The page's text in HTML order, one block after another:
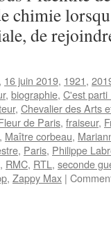
chimie
de
, 16 juin 2019, 1921,
, biographie, C'est parti
, Chevalier des Arts
de Paris, fraiseur,
, Maître corbeau,
, Paris, Philippe
, RMC, RTL , seconde
, Zappy Max |